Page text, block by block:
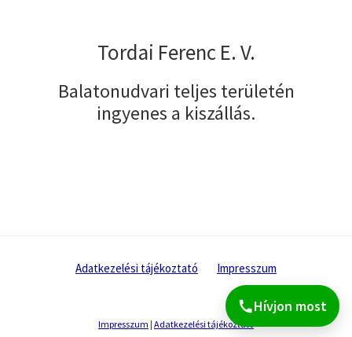
Tordai Ferenc E. V.
Balatonudvari teljes területén
ingyenes a kiszállás.
Hívjon most
Adatkezelési tájékoztató Impresszum
Impresszum | Adatkezelési tájékoztató